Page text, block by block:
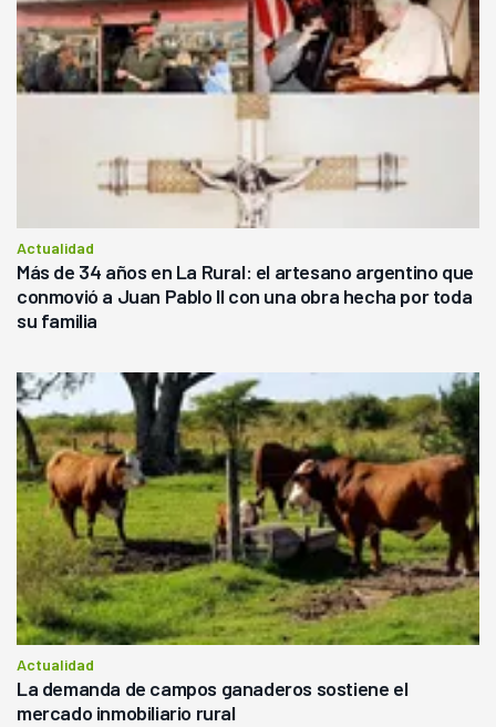
Actualidad
Más de 34 años en La Rural: el artesano argentino que
conmovió a Juan Pablo II con una obra hecha por toda
su familia
Actualidad
La demanda de campos ganaderos sostiene el
mercado inmobiliario rural